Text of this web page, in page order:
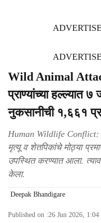
Wild Animal
प्राण्यांच्या हल्ल्यात
नुकसानीची १,६६१
Human Wildlife Conflict:
मृत्यू व शेतपिकांचे मोठ्या
उपस्थित करण्यात आला.
केला.
Deepak Bhandigare
Published on :26 Jun 2026, 1:04